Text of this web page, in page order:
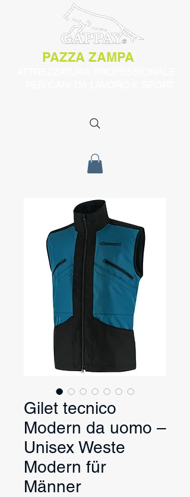
PAZZA ZAMPA
Gilet tecnico
Modern da uomo –
Unisex Weste
Modern für
Männer